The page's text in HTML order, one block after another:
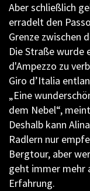
Aber schließlich
erradelt den
Grenze zwischen
Die Straße wurde
d'Ampezzo zu
Giro d’Italia
„Eine
dem Nebel“,
Deshalb kann
Radlern nur
Bergtour, aber
geht immer mehr
Erfahrung.